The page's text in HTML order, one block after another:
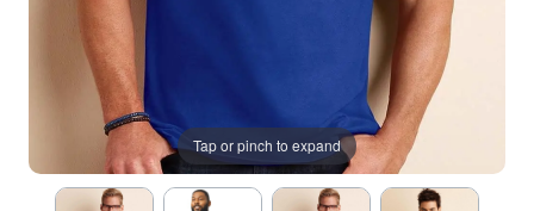
Tap or pinch to expand